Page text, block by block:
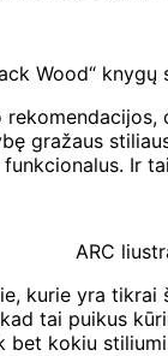
Wood“
gražaus
Ir
ARC
kurie yra
tai puikus
kokiu